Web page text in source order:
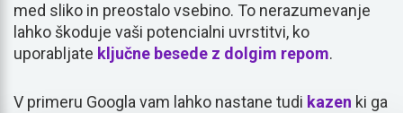
med sliko in preostalo vsebino. To nerazumevanje
lahko škoduje vaši potencialni uvrstitvi, ko
uporabljate ključne besede z dolgim repom.
V primeru Googla vam lahko nastane tudi kazen ki ga